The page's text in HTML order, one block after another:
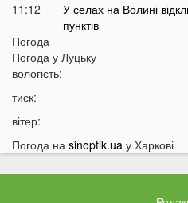
11:12
У селах на Волині
пунктів
10:56
10:43
10:11
На Волині два дні
09:38
Українці можуть
Погода
Погода у Луцьку
вологість:
тиск:
вітер:
Погода на sinoptik.ua у Харкові